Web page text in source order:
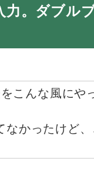
。ダブル
こんな風にや
かったけど